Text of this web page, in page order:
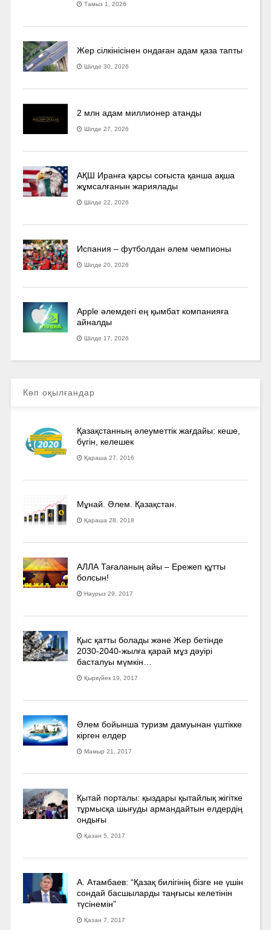
Тамыз 1, 2026
Жер сілкінісінен ондаған адам қаза тапты
Шілде 30, 2026
2 млн адам миллионер атанды
Шілде 27, 2026
АҚШ Иранға қарсы соғыста қанша ақша
жұмсалғанын жариялады
Шілде 22, 2026
Испания – футболдан әлем чемпионы
Шілде 20, 2026
Apple әлемдегі ең қымбат компанияға
айналды
Шілде 17, 2026
Көп оқылғандар
Қазақстанның әлеуметтік жағдайы: кеше,
бүгін, келешек
Қараша 27, 2016
Мұнай. Әлем. Қазақстан.
Қараша 28, 2018
АЛЛА Тағаланың айы – Ережеп құтты
болсын!
Наурыз 29, 2017
Қыс қатты болады және Жер бетінде
2030-2040­-жылға қарай мұз дәуірі
басталуы мүмкін…
Қыркүйек 19, 2017
Әлем бойынша туризм дамуынан үштікке
кірген елдер
Мамыр 21, 2017
Қытай порталы: қыздары қытайлық жігітке
тұрмысқа шығуды армандайтын елдердің
ондығы
Қазан 5, 2017
А. Атамбаев: “Қазақ билігінің бізге не үшін
сондай басшыларды таңғысы келетінін
түсінемін”
Қазан 7, 2017